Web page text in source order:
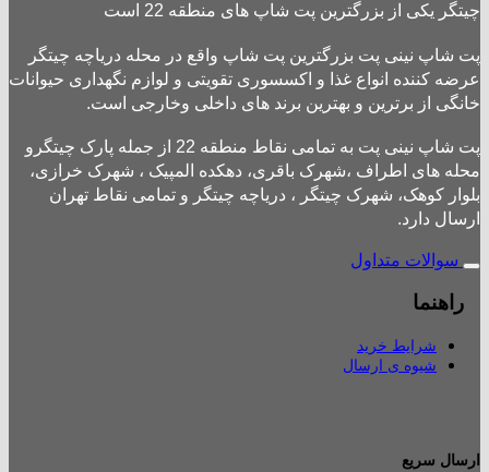
چیتگر یکی از بزرگترین پت شاپ های منطقه 22 است
پت شاپ نینی پت بزرگترین پت شاپ واقع در محله دریاچه چیتگر
عرضه کننده انواع غذا و اکسسوری تقویتی و لوازم نگهداری حیوانات
خانگی از برترین و بهترین برند های داخلی وخارجی است.
پت شاپ نینی پت به تمامی نقاط منطقه 22 از جمله پارک چیتگرو
محله های اطراف ،شهرک باقری، دهکده المپیک ، شهرک خرازی،
بلوار کوهک، شهرک چیتگر ، دریاچه چیتگر و تمامی نقاط تهران
ارسال دارد.
سوالات متداول
راهنما
شرایط خرید
شیوه ی ارسال
ارسال سریع